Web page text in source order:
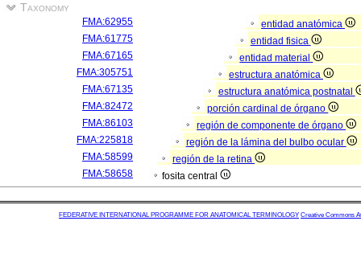
Taxonomy
FMA:62955
entidad anatómica
FMA:61775
entidad fisica
FMA:67165
entidad material
FMA:305751
estructura anatómica
FMA:67135
estructura anatómica postnatal
FMA:82472
porción cardinal de órgano
FMA:86103
región de componente de órgano
FMA:225818
región de la lámina del bulbo ocular
FMA:58599
región de la retina
FMA:58658
fosita central
FEDERATIVE INTERNATIONAL PROGRAMME FOR ANATOMICAL TERMINOLOGY Creative Commons